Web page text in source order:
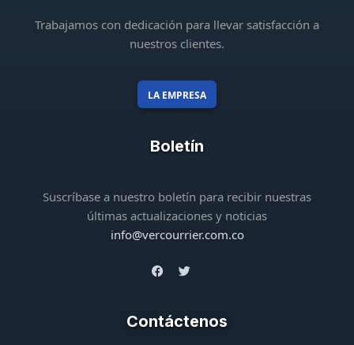
Trabajamos con dedicación para llevar satisfacción a
nuestros clientes.
LA EMPRESA
Boletín
Suscríbase a nuestro boletín para recibir nuestras
últimas actualizaciones y noticias
info@vercourrier.com.co
Contáctenos